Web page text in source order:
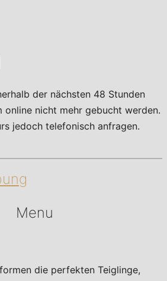
der nächsten 48 Stunden
online nicht mehr gebucht werden.
jedoch telefonisch anfragen.
Menu
die perfekten Teiglinge,